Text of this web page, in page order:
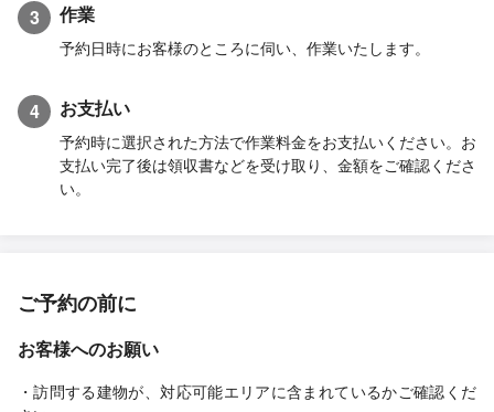
3 作業
予約日時にお客様のところに伺い、作業いたします。
4 お支払い
予約時に選択された方法で作業料金をお支払いください。お
支払い完了後は領収書などを受け取り、金額をご確認くださ
い。
ご予約の前に
お客様へのお願い
・訪問する建物が、対応可能エリアに含まれているかご確認くだ